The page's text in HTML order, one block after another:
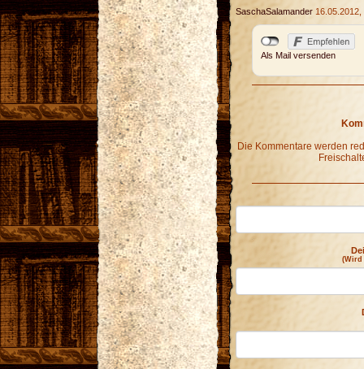
SaschaSalamander 16.05.2012,
Als Mail versenden
Die Kommentare werden
(Wird